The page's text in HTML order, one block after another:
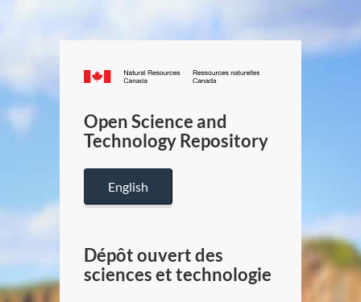
Canada.ca
/
Canada
Open Science and
Technology Repository
English
Dépôt ouvert des
sciences et technologie